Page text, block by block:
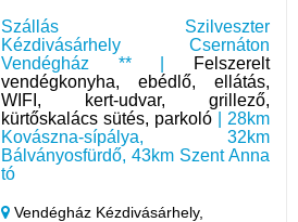
Szállás Szilveszter
Kézdivásárhely Csernáton
Vendégház ** |
Felszerelt
vendégkonyha, ebédlő, ellátás,
WIFI, kert-udvar, grillező,
kürtőskalács sütés, parkoló | 28km
Kovászna-sípálya, 32km
Bálványosfürdő, 43km Szent Anna
tó
Vendégház Kézdivásárhely,